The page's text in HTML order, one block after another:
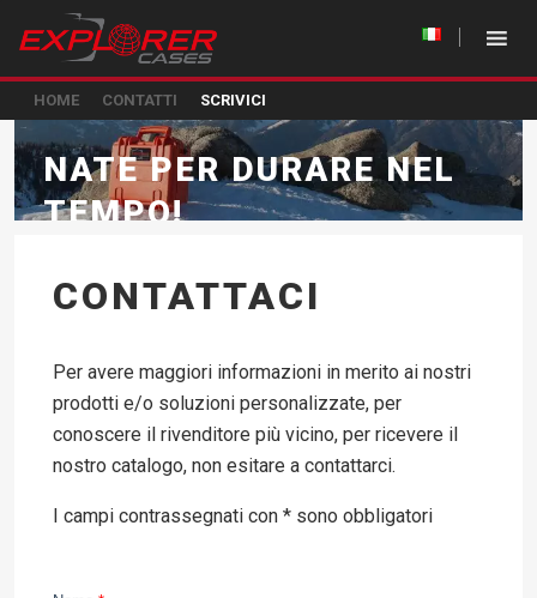
HOME CONTATTI SCRIVICI
NATE PER DURARE NEL
TEMPO!
CONTATTACI
Per avere maggiori informazioni in merito ai nostri
prodotti e/o soluzioni personalizzate, per
conoscere il rivenditore più vicino, per ricevere il
nostro catalogo, non esitare a contattarci.
I campi contrassegnati con * sono obbligatori